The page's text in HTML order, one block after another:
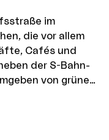
im
die vor allem
Cafés und
der S-Bahn-
von grünen